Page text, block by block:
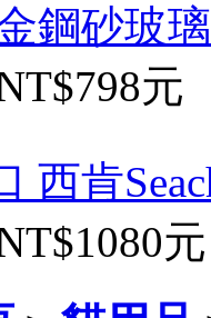
鋼砂玻璃
元
西肯
元